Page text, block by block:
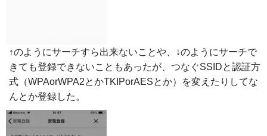
↑のようにサーチすら出来ないことや、↓のようにサーチで
きても登録できないこともあったが、つなぐSSIDと認証方
式（WPAorWPA2とかTKIPorAESとか）を変えたりしてな
んとか登録した。